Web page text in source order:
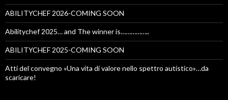
ABILITYCHEF 2026-COMING SOON
Abilitychef 2025… and The winner is……………..
ABILITYCHEF 2025-COMING SOON
Atti del convegno «Una vita di valore nello spettro autistico»…da
scaricare!